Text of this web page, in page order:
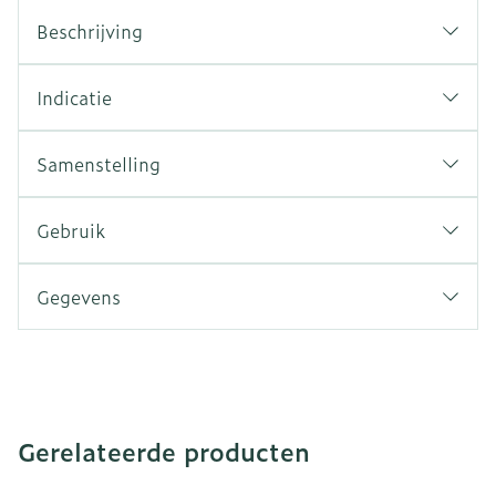
Beschrijving
Indicatie
Samenstelling
Gebruik
Gegevens
Gerelateerde producten